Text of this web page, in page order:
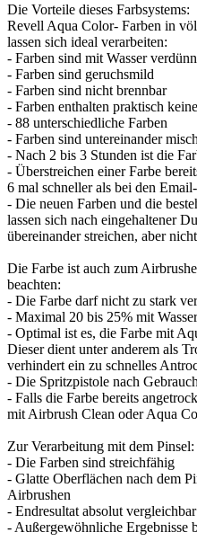
Die Vorteile dieses Farbsystems:
Revell Aqua Color- Farben in
lassen sich ideal verarbeiten:
- Farben sind mit Wasser
- Farben sind geruchsmild
- Farben sind nicht brennbar
- Farben enthalten praktisch
- 88 unterschiedliche Farben
- Farben sind untereinander
- Nach 2 bis 3 Stunden ist die
- Überstreichen einer Farbe
6 mal schneller als bei den
- Die neuen Farben und die
lassen sich nach eingehaltener
übereinander streichen, aber
Die Farbe ist auch zum
beachten:
- Die Farbe darf nicht zu stark
- Maximal 20 bis 25% mit
- Optimal ist es, die Farbe mit
Dieser dient unter anderem als
verhindert ein zu schnelles
- Die Spritzpistole nach
- Falls die Farbe bereits
mit Airbrush Clean oder Aqua
Zur Verarbeitung mit dem Pinsel:
- Die Farben sind streichfähig
- Glatte Oberflächen nach dem
Airbrushen
- Endresultat absolut
- Außergewöhnliche Ergebnisse